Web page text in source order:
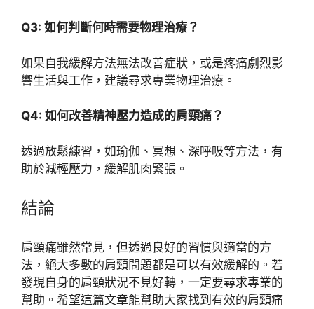
Q3: 如何判斷何時需要物理治療？
如果自我緩解方法無法改善症狀，或是疼痛劇烈影
響生活與工作，建議尋求專業物理治療。
Q4: 如何改善精神壓力造成的肩頸痛？
透過放鬆練習，如瑜伽、冥想、深呼吸等方法，有
助於減輕壓力，緩解肌肉緊張。
結論
肩頸痛雖然常見，但透過良好的習慣與適當的方
法，絕大多數的肩頸問題都是可以有效緩解的。若
發現自身的肩頸狀況不見好轉，一定要尋求專業的
幫助。希望這篇文章能幫助大家找到有效的肩頸痛